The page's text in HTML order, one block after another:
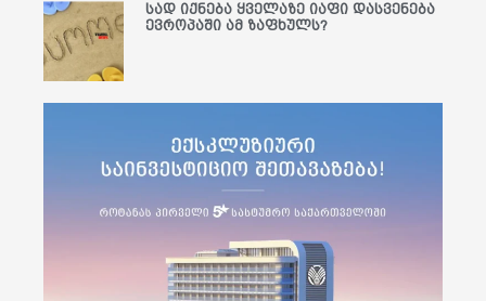
სად იქნება ყველაზე იაფი დასვენება
ევროპაში ამ ზაფხულს?